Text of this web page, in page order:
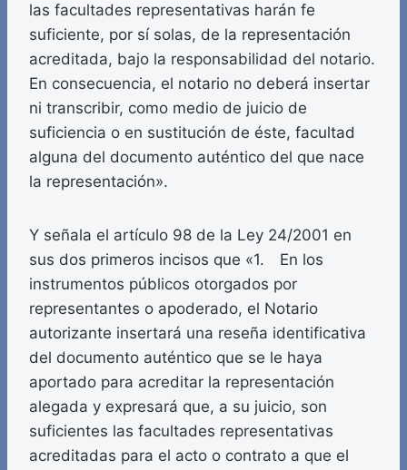
las facultades representativas harán fe
suficiente, por sí solas, de la representación
acreditada, bajo la responsabilidad del notario.
En consecuencia, el notario no deberá insertar
ni transcribir, como medio de juicio de
suficiencia o en sustitución de éste, facultad
alguna del documento auténtico del que nace
la representación».
Y señala el artículo 98 de la Ley 24/2001 en
sus dos primeros incisos que «1. En los
instrumentos públicos otorgados por
representantes o apoderado, el Notario
autorizante insertará una reseña identificativa
del documento auténtico que se le haya
aportado para acreditar la representación
alegada y expresará que, a su juicio, son
suficientes las facultades representativas
acreditadas para el acto o contrato a que el